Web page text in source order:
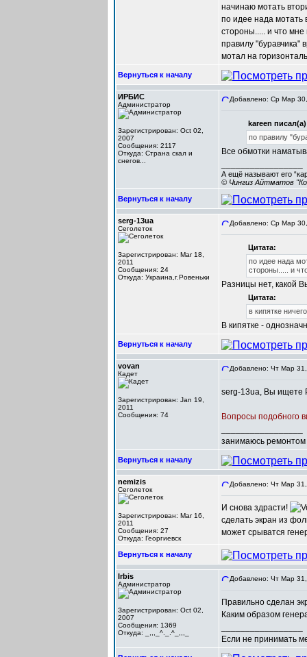
начинаю мотать
по идее нада мотать
стороны..... и что
правилу "буравчика"
мотал на
Вернуться к началу
ИРБИС
Администратор
Зарегистрирован: Oct 02,
2007
Сообщения: 2117
Откуда: Cтрана скал и
снегов...
Добавлено: Ср Мар
kareen
по правилу
Все обмотки
А ещё называют его
© Чингиз Айтматов
Вернуться к началу
serg-13ua
Сеголеток
Зарегистрирован: Mar 18,
2011
Сообщения: 24
Откуда: Украина,г.Ровеньки
Добавлено: Ср Мар
Цитата:
по идее нада
стороны..... и
Разницы нет, какой
Цитата:
в кипятке
В кипятке -
Вернуться к началу
vovan
Кадет
Зарегистрирован: Jan 19,
2011
Сообщения: 74
Добавлено: Чт Мар
serg-13ua, Вы ищете
Вопросы подобного
занимаюсь ремонтом
Вернуться к началу
nemizis
Сеголеток
Зарегистрирован: Mar 16,
2011
Сообщения: 27
Откуда: Георгиевск
Добавлено: Чт Мар
И снова здрасти!
сделать экран из
может срыватся
Вернуться к началу
Irbis
Администратор
Зарегистрирован: Oct 02,
2007
Сообщения: 1369
Откуда: _,,,_^._.^_,,,_
Добавлено: Чт Мар
Правильно сделан
Каким образом
Если не принимать